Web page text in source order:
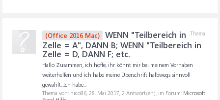
Thema
(Office 2016 Mac)
WENN "Teilbereich in
Zelle = A", DANN B; WENN "Teilbereich in
Zelle = D, DANN F; etc.
Hallo Zusammen, ich hoffe, ihr könnt mir bei meinem Vorhaben
weiterhelfen und ich habe meine Überschrift halbwegs sinnvoll
gewählt. Ich habe...
Thema von: nico86, 28. Mai 2017, 2 Antwort(en), im Forum: Microsoft